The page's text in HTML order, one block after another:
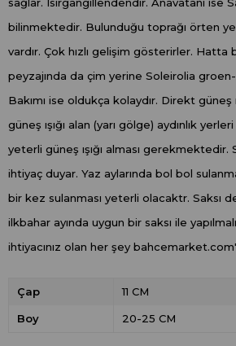
sağlar. Isırgangillendendir. Anavatanı ise
bilinmektedir. Bulunduğu toprağı örten
vardır. Çok hızlı gelişim gösterirler. Hatta
peyzajında da çim yerine Soleirolia
Bakımı ise oldukça kolaydır. Direkt güneş
güneş ışığı alan (yarı gölge) aydınlık
yeterli güneş ışığı alması gerekmektedir.
ihtiyaç duyar. Yaz aylarında bol bol
bir kez sulanması yeterli olacaktr. Saksı
ilkbahar ayında uygun bir saksı ile
ihtiyacınız olan her şey
Çap 11 CM
Boy 20-25 CM